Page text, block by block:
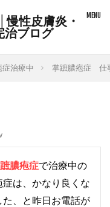
症治療中 掌蹠膿疱症 仕
膿疱症で治療中の
は、かなり良くな
、と昨日お電話が